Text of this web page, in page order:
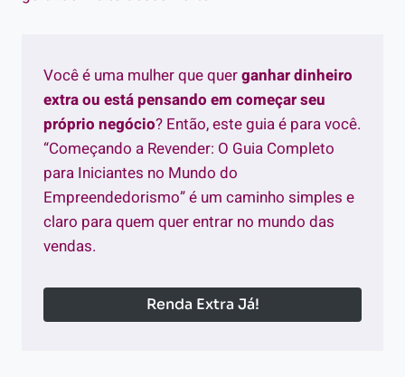
Você é uma mulher que querganhar dinheiro
extra ou está pensando em começar seu
próprio negócio? Então, este guia é para você.
“Começando a Revender: O Guia Completo
para Iniciantes no Mundo do
Empreendedorismo” é um caminho simples e
claro para quem quer entrar no mundo das
vendas.
Renda Extra Já!